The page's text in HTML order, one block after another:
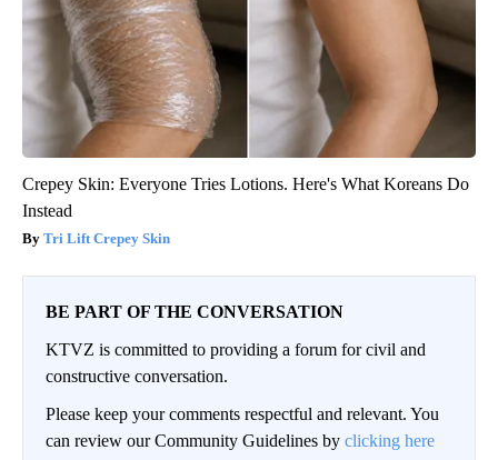
Crepey Skin: Everyone Tries Lotions. Here's What Koreans Do
Instead
Tri Lift Crepey Skin
BE PART OF THE CONVERSATION
KTVZ is committed to providing a forum for civil and
constructive conversation.
Please keep your comments respectful and relevant. You
can review our Community Guidelines by clicking here